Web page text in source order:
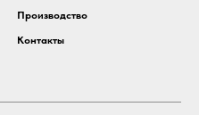
Производство
Контакты